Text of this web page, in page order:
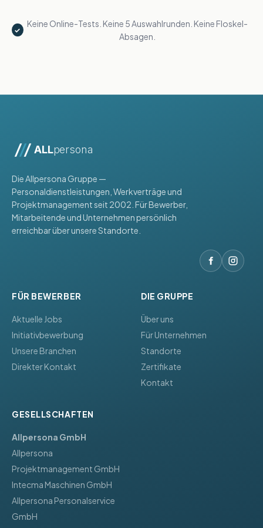
✓
Keine Online-Tests. Keine 5 Auswahlrunden. Keine Floskel-
Absagen.
ALLpersona
Die Allpersona Gruppe —
Personaldienstleistungen, Werkverträge und
Projektmanagement seit 2002. Für Bewerber,
Mitarbeitende und Unternehmen persönlich
erreichbar über unsere Standorte.
FÜR BEWERBER
Aktuelle Jobs
Initiativbewerbung
Unsere Branchen
Direkter Kontakt
DIE GRUPPE
Über uns
Für Unternehmen
Standorte
Zertifikate
Kontakt
GESELLSCHAFTEN
Allpersona GmbH
Allpersona
Projektmanagement GmbH
Intecma Maschinen GmbH
Allpersona Personalservice
GmbH